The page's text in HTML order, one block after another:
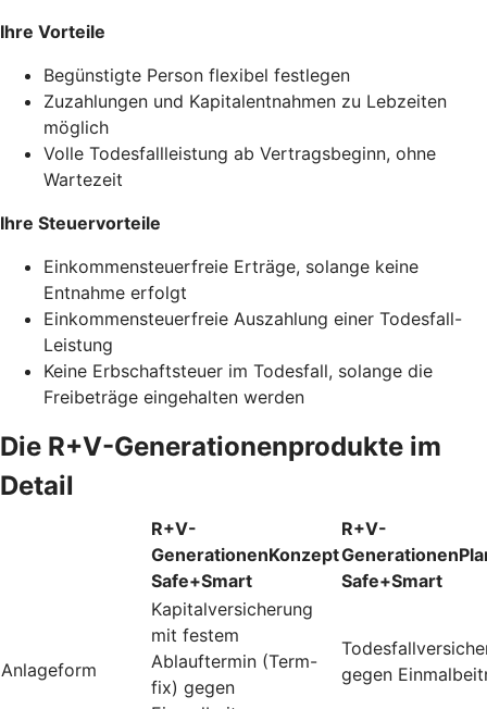
Ihre Vorteile
Begünstigte Person flexibel festlegen
Zuzahlungen und Kapitalentnahmen zu Lebzeiten
möglich
Volle Todesfallleistung ab Vertragsbeginn, ohne
Wartezeit
Ihre Steuervorteile
Einkommensteuerfreie Erträge, solange keine
Entnahme erfolgt
Einkommensteuerfreie Auszahlung einer Todesfall-
Leistung
Keine Erbschaftsteuer im Todesfall, solange die
Freibeträge eingehalten werden
Die R+V-Generationenprodukte im
Detail
R+V-
GenerationenKonzept
Safe+Smart
R+V-
Safe+Smart
Anlageform
Kapitalversicherung
mit festem
Ablauftermin (Term-
fix) gegen
gegen